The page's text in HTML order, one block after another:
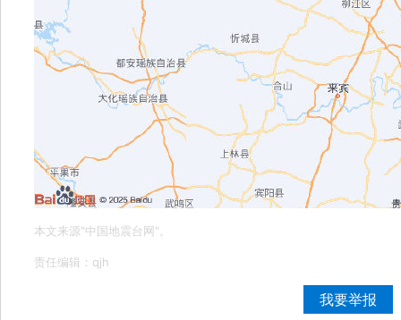
本文来源"中国地震台网"。
责任编辑：qjh
我要举报